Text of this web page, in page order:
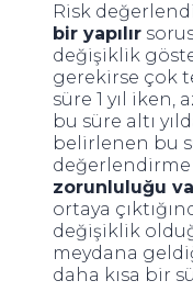
Risk
bir yapılır
değişiklik
gerekirse çok
süre 1 yıl iken,
bu süre altı
belirlenen bu
değerlendirme
zorunluluğu
ortaya
değişiklik
meydana
daha kısa bir